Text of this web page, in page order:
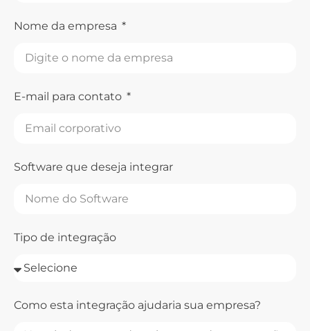
Nome da empresa
E-mail para contato
Software que deseja integrar
Tipo de integração
Como esta integração ajudaria sua empresa?